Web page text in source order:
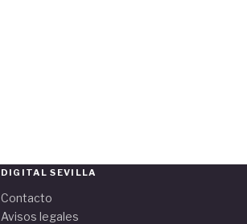
DIGITAL SEVILLA
Contacto
Avisos legales